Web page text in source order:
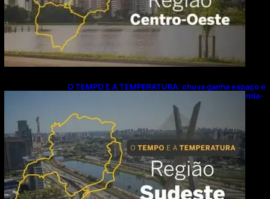
O TEMPO E A TEMPERATURA: chuva ganha espaço e
temperaturas diminuem no Sudeste nesta segunda-